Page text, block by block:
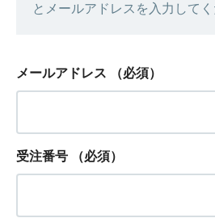
とメールアドレスを入力してく
メールアドレス （必須）
受注番号 （必須）